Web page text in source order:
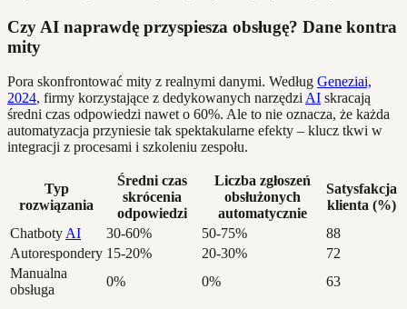
Czy AI naprawdę przyspiesza obsługę? Dane kontra
mity
Pora skonfrontować mity z realnymi danymi. Według Geneziai,
2024, firmy korzystające z dedykowanych narzędzi AI skracają
średni czas odpowiedzi nawet o 60%. Ale to nie oznacza, że każda
automatyzacja przyniesie tak spektakularne efekty – klucz tkwi w
integracji z procesami i szkoleniu zespołu.
Typ
rozwiązania
Średni czas
skrócenia
odpowiedzi
Liczba zgłoszeń
obsłużonych
automatycznie
Satysfakcja
klienta (%)
Chatboty AI 30-60% 50-75%
88
Autorespondery 15-20% 20-30%
72
Manualna
obsługa
0% 0% 63